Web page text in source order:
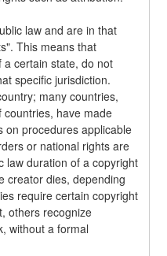
law and are in that
This means that
certain state, do not
specific jurisdiction.
many countries,
have made
on procedures applicable
or national rights are
law duration of a copyright
creator dies, depending
require certain copyright
others recognize
without a formal